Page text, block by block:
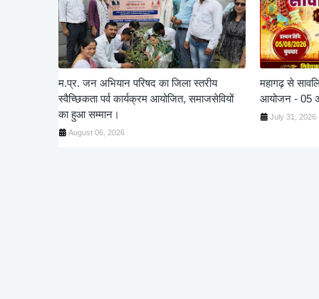
म.प्र. जन अभियान परिषद का जिला स्तरीय
स्वैच्छिकता पर्व कार्यक्रम आयोजित, समाजसेवियों
का हुआ सम्मान।
August 06, 2026
महागढ़ से
आयोजन - 05
July 31, 2026